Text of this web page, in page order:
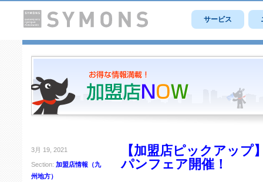
サービス
3月 19, 2021
Section: 加盟店情報（九
州地方）
【加盟店ピックアップ
パンフェア開催！